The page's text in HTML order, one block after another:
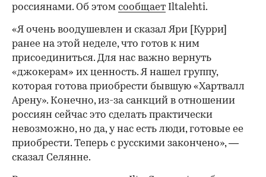
россиянами. Об этом сообщает Iltalehti.
«Я очень воодушевлен и сказал Яри [Курри]
ранее на этой неделе, что готов к ним
присоединиться. Для нас важно вернуть
«джокерам» их ценность. Я нашел группу,
которая готова приобрести бывшую «Хартвалл
Арену». Конечно, из-за санкций в отношении
россиян сейчас это сделать практически
невозможно, но да, у нас есть люди, готовые ее
приобрести. Теперь с русскими закончено», —
сказал Селянне.